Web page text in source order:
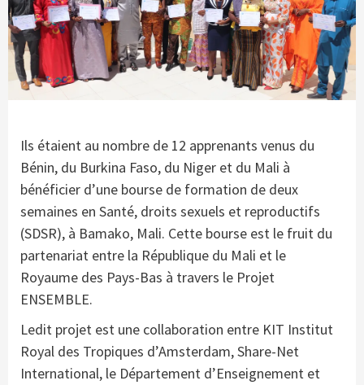
Ils étaient au nombre de 12 apprenants venus du
Bénin, du Burkina Faso, du Niger et du Mali à
bénéficier d’une bourse de formation de deux
semaines en Santé, droits sexuels et reproductifs
(SDSR), à Bamako, Mali. Cette bourse est le fruit du
partenariat entre la République du Mali et le
Royaume des Pays-Bas à travers le Projet
ENSEMBLE.
Ledit projet est une collaboration entre KIT Institut
Royal des Tropiques d’Amsterdam, Share-Net
International, le Département d’Enseignement et